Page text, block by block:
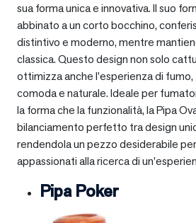
sua forma unica e innovativa. Il suo
abbinato a un corto bocchino,
distintivo e moderno, mentre
classica. Questo design non solo
ottimizza anche l’esperienza di
comoda e naturale. Ideale per
la forma che la funzionalità, la Pipa
bilanciamento perfetto tra design
rendendola un pezzo desiderabile
appassionati alla ricerca di
Pipa Poker